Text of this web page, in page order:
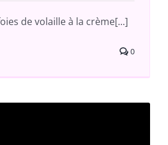
de volaille à la crème[...]
0